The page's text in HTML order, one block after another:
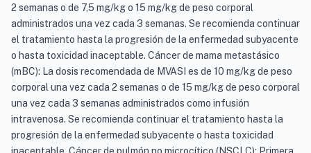
2 semanas o de 7,5 mg/kg o 15 mg/kg de peso corporal
administrados una vez cada 3 semanas. Se recomienda continuar
el tratamiento hasta la progresión de la enfermedad subyacente
o hasta toxicidad inaceptable. Cáncer de mama metastásico
(mBC): La dosis recomendada de MVASI es de 10 mg/kg de peso
corporal una vez cada 2 semanas o de 15 mg/kg de peso corporal
una vez cada 3 semanas administrados como infusión
intravenosa. Se recomienda continuar el tratamiento hasta la
progresión de la enfermedad subyacente o hasta toxicidad